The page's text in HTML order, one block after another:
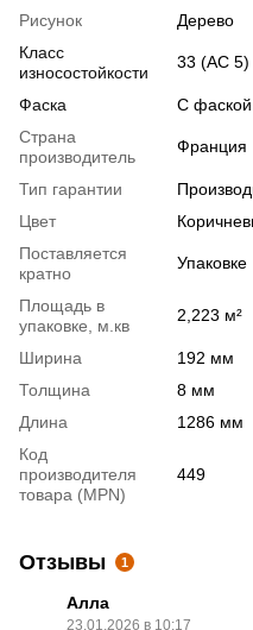
Рисунок
Дерево
Класс
износостойкости
33 (АС 5)
Фаска
С фаской
Страна
производитель
Франция
Тип гарантии
Цвет
Поставляется
кратно
Упаковке
Площадь в
упаковке, м.кв
2,223 м²
Ширина
192 мм
Толщина
8 мм
Длина
1286 мм
Код
производителя
товара (MPN)
449
Отзывы 1
Алла
23.01.2026 в 10:17